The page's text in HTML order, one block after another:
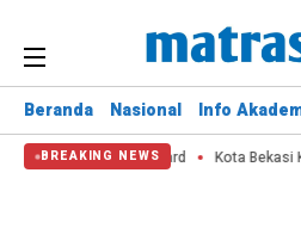
Beranda Nasional Info
BREAKING NEWS
Champion Award Kota Bekasi Kebut